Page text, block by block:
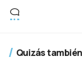
Quizás